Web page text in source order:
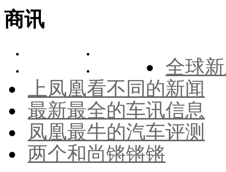
商讯
全球
上凤凰看不同的新闻
最新最全的车讯信息
凤凰最牛的汽车评测
两个和尚锵锵锵